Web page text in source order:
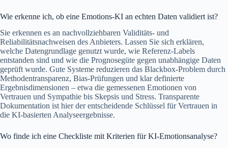
Wie erkenne ich, ob eine Emotions-KI an echten Daten validiert ist?
Sie erkennen es an nachvollziehbaren Validitäts- und
Reliabilitätsnachweisen des Anbieters. Lassen Sie sich erklären,
welche Datengrundlage genutzt wurde, wie Referenz-Labels
entstanden sind und wie die Prognosegüte gegen unabhängige Daten
geprüft wurde. Gute Systeme reduzieren das Blackbox-Problem durch
Methodentransparenz, Bias-Prüfungen und klar definierte
Ergebnisdimensionen – etwa die gemessenen Emotionen von
Vertrauen und Sympathie bis Skepsis und Stress. Transparente
Dokumentation ist hier der entscheidende Schlüssel für Vertrauen in
die KI-basierten Analyseergebnisse.
Wo finde ich eine Checkliste mit Kriterien für KI-Emotionsanalyse?